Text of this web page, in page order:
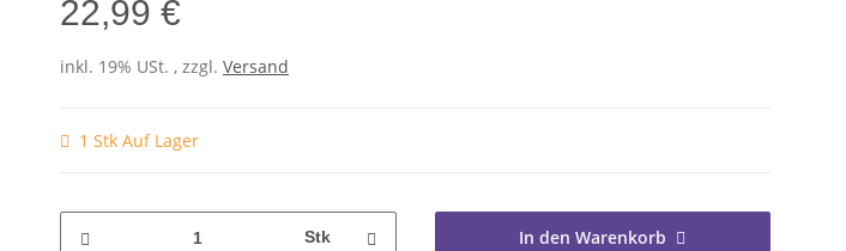
22,99 €
inkl. 19% USt. , zzgl. Versand
1 Stk Auf Lager
Stk In den Warenkorb